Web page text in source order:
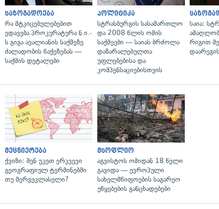
საზოგადოება
რა მტკიცებულებებით
ედავება პროკურატურა ნ.ი.-
ს გიგა ავალიანის საქმეზე
ძალადობის წაქეზებას —
საქმის დეტალები
პოლიტიკა
სტრასბურგის სასამართლო
და 2008 წლის ომის
საქმეები — საიას ბრძოლა
დაზარალებულთა
უფლებებისა და
კომპენსაციებისთვის
საია:
რიგით
მეცნიერება
ქვიზი: შენ უკეთ ერკვევი
გეოგრაფიულ ტერმინებში
თუ მერვეკლასელი?
მსოფლიო
აგვისტოს ომიდან 18 წელი
გავიდა — ევროპული
სახელმწიფოების საგარეო
უწყებების განცხადებები